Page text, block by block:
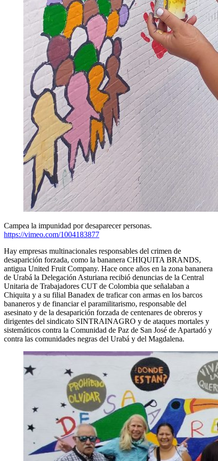
Campea la impunidad por desaparecer personas.
https://vimeo.com/1004183877
Hay empresas multinacionales responsables del crimen de
desaparición forzada, como la bananera CHIQUITA BRANDS,
antigua United Fruit Company. Hace once años en la zona bananera
de Urabá la Delegación Asturiana recibió denuncias de la Central
Unitaria de Trabajadores CUT de Colombia que señalaban a
Chiquita y a su filial Banadex de traficar con armas en los barcos
bananeros y de financiar el paramilitarismo, responsable del
asesinato y de la desaparición forzada de centenares de obreros y
dirigentes del sindicato SINTRAINAGRO y de ataques mortales y
sistemáticos contra la Comunidad de Paz de San José de Apartadó y
contra las comunidades negras del Urabá y del Magdalena.